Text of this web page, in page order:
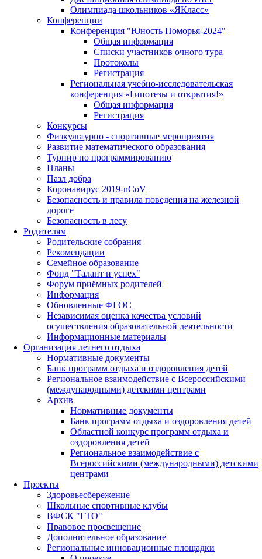
Олимпиада школьников «ЯКласс»
Конференции
Конференция "Юность Поморья-2024"
Общая информация
Списки участников очного тура
Протоколы
Регистрация
Региональная учебно-исследовательская
конференция «Гипотезы и открытия!»
Общая информация
Регистрация
Конкурсы
Физкультурно - спортивные мероприятия
Развитие математического образования
Турнир по программированию
Планы
Пазл добра
Коронавирус 2019-nCoV
Безопасность и правила поведения на железной
дороге
Безопасность в лесу
Родителям
Родительские собрания
Рекомендации
Семейное образование
Фонд "Талант и успех"
Форум приёмных родителей
Информация
Обновленные ФГОС
Независимая оценка качества условий
осуществления образовательной деятельности
Информационные материалы
Организация летнего отдыха
Нормативные документы
Банк программ отдыха и оздоровления детей
Региональное взаимодействие с Всероссийскими
(международными) детскими центрами
Архив
Нормативные документы
Банк программ отдыха и оздоровления детей
Областной конкурс программ отдыха и
оздоровления детей
Региональное взаимодействие с
Всероссийскими (международными) детскими
центрами
Проекты
Здоровьесбережение
Школьные спортивные клубы
ВФСК "ГТО"
Правовое просвещение
Дополнительное образование
Региональные инновационные площадки